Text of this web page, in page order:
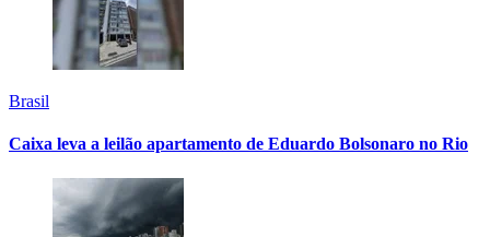
Brasil
Caixa leva a leilão apartamento de Eduardo Bolsonaro no Rio